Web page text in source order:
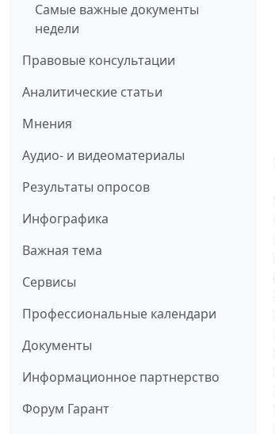
Самые важные документы
недели
Правовые консультации
Аналитические статьи
Мнения
Аудио- и видеоматериалы
Результаты опросов
Инфографика
Важная тема
Сервисы
Профессиональные календари
Документы
Информационное партнерство
Форум Гарант